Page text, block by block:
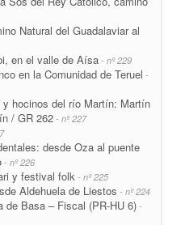
Natural del Guadalaviar al
en el valle de Aísa - nº 229
en la Comunidad de Teruel -
hocinos del río Martín: Martín
/ GR 262 - nº 227
desde Oza al puente
- nº 226
y festival folk- nº 225
Aldehuela de Liestos - nº 224
de Basa – Fiscal (PR-HU 6) -